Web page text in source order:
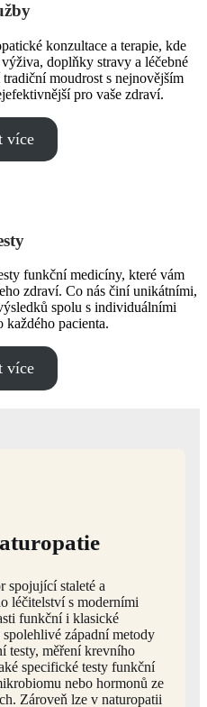
konzultace a terapie, kde
doplňky stravy a léčebné
moudrost s nejnovějším
pro vaše zdraví.
více
funkční medicíny, které vám
zdraví. Co nás činí unikátními,
spolu s individuálními
pacienta.
více
spojující staleté a
léčitelství s moderními
funkční i klasické
západní metody
testy, měření krevního
specifické testy funkční
nebo hormonů ze
Zároveň lze v naturopatii